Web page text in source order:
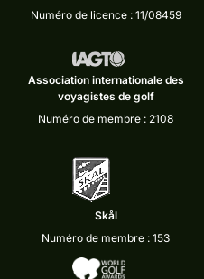
Numéro de licence : 11/08459
Association internationale des
voyagistes de golf
Numéro de membre : 2108
Skål
Numéro de membre : 153